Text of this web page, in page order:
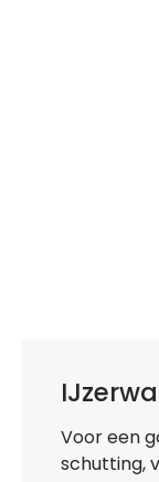
Voor een
schutting,